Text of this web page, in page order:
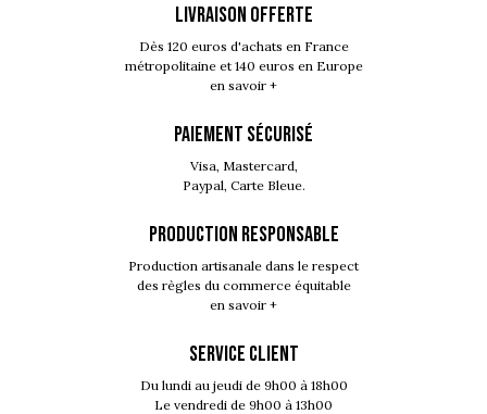
LIVRAISON OFFERTE
Dès 120 euros d'achats en France
métropolitaine et 140 euros en Europe
en savoir +
PAIEMENT SÉCURISÉ
Visa, Mastercard,
Paypal, Carte Bleue.
PRODUCTION RESPONSABLE
Production artisanale dans le respect
des règles du commerce équitable
en savoir +
SERVICE CLIENT
Du lundi au jeudi de 9h00 à 18h00
Le vendredi de 9h00 à 13h00